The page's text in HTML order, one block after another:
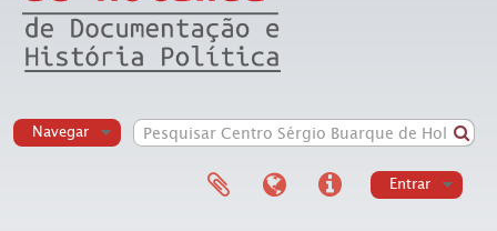
Navegar
Entrar